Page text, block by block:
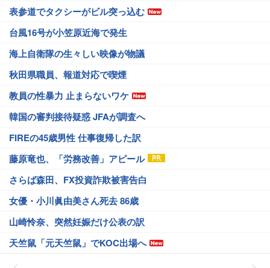
表参道でタクシーがビル突っ込む
台風16号が小笠原近海で発生
海上自衛隊の生々しい映像が物議
秋田県職員、報道対応で喫煙
教員の性暴力 止まらないワケ
韓国の審判接待疑惑 JFAが調査へ
FIREの45歳男性 仕事復帰した訳
藤原竜也、「労務改善」アピール
さらば森田、FX投資詐欺被害告白
女優・小川眞由美さん死去 86歳
山崎怜奈、突然妊娠だけ公表の訳
天竺鼠「元天竺鼠」でKOC出場へ